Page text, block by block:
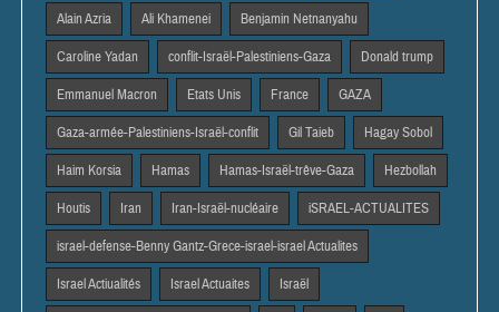
Alain Azria Ali Khamenei Benjamin Netnanyahu
Caroline Yadan conflit-Israël-Palestiniens-Gaza Donald trump
Emmanuel Macron Etats Unis France GAZA
Gaza-armée-Palestiniens-Israël-conflit Gil Taieb Hagay Sobol
Haim Korsia Hamas Hamas-Israël-trêve-Gaza Hezbollah
Houtis Iran Iran-Israël-nucléaire iSRAEL-ACTUALITES
israel-defense-Benny Gantz-Grece-israel-israel Actualites
Israel Actiualités Israel Actuaites Israël